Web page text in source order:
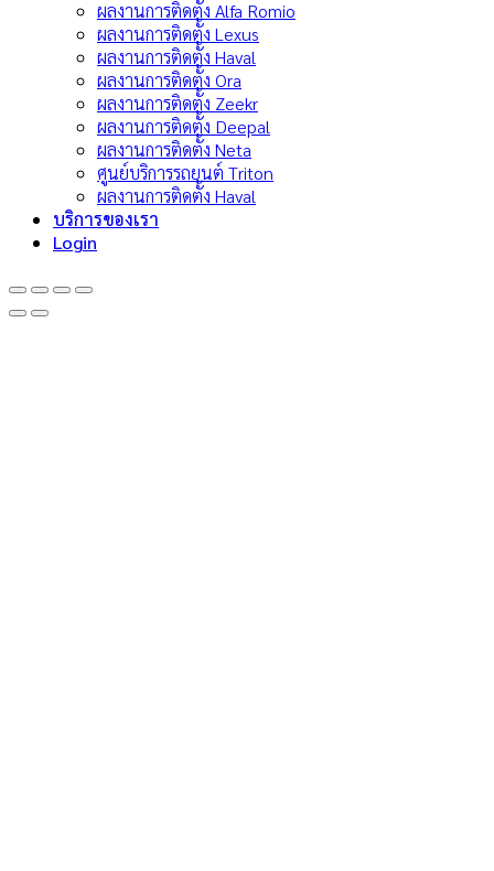
ผลงานการติดตั้ง Alfa Romio
ผลงานการติดตั้ง Lexus
ผลงานการติดตั้ง Haval
ผลงานการติดตั้ง Ora
ผลงานการติดตั้ง Zeekr
ผลงานการติดตั้ง Deepal
ผลงานการติดตั้ง Neta
ศูนย์บริการรถยนต์ Triton
ผลงานการติดตั้ง Haval
บริการของเรา
Login